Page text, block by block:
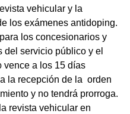
vehicular y la
los exámenes antidoping.
los concesionarios y
del servicio público y el
vence a los 15 días
la recepción de la  orden
y no tendrá prorroga.
revista vehicular en